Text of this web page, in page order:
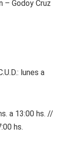
– Godoy Cruz
lunes a
a 13:00 hs. //
hs.